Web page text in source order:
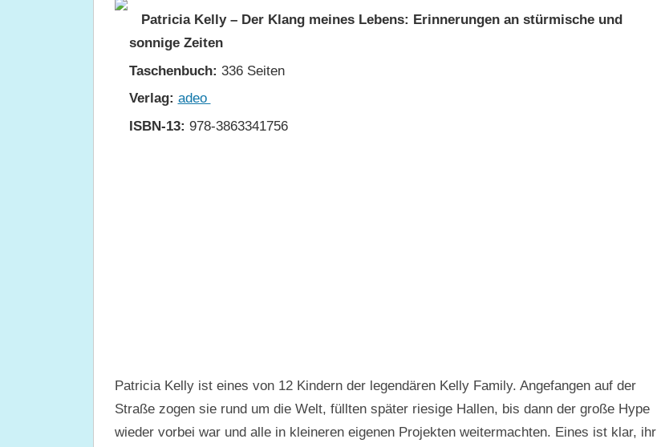
Patricia Kelly – Der Klang meines Lebens: Erinnerungen an stürmische und
sonnige Zeiten
Taschenbuch: 336 Seiten
Verlag: adeo
ISBN-13: 978-3863341756
Patricia Kelly ist eines von 12 Kindern der legendären Kelly Family. Angefangen auf der
Straße zogen sie rund um die Welt, füllten später riesige Hallen, bis dann der große Hype
wieder vorbei war und alle in kleineren eigenen Projekten weitermachten. Eines ist klar, ihr